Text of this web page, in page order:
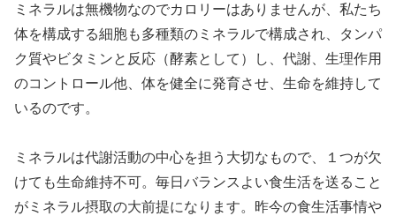
ミネラルは無機物なのでカロリーはありませんが、私たち
体を構成する細胞も多種類のミネラルで構成され、タンパ
ク質やビタミンと反応（酵素として）し、代謝、生理作用
のコントロール他、体を健全に発育させ、生命を維持して
いるのです。
ミネラルは代謝活動の中心を担う大切なもので、１つが欠
けても生命維持不可。毎日バランスよい食生活を送ること
がミネラル摂取の大前提になります。昨今の食生活事情や